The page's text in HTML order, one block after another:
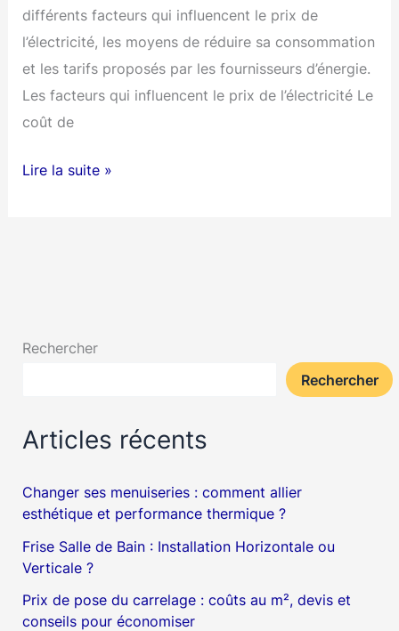
différents facteurs qui influencent le prix de
l’électricité, les moyens de réduire sa consommation
et les tarifs proposés par les fournisseurs d’énergie.
Les facteurs qui influencent le prix de l’électricité Le
coût de
Combien
pour
facture
Lire la suite »
Rechercher
Rechercher
Articles récents
Changer ses menuiseries : comment allier
esthétique et performance thermique ?
Frise Salle de Bain : Installation Horizontale ou
Verticale ?
Prix de pose du carrelage : coûts au m², devis et
conseils pour économiser